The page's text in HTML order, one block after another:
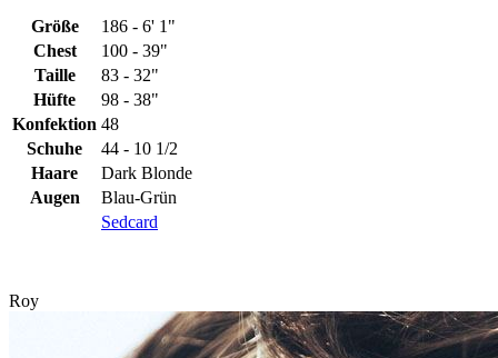
Größe
186 - 6' 1"
Chest
100 - 39"
Taille
83 - 32"
Hüfte
98 - 38"
Konfektion 48
Schuhe
44 - 10 1/2
Haare
Dark Blonde
Augen
Blau-Grün
Sedcard
Roy